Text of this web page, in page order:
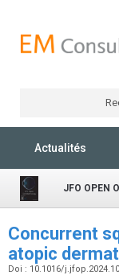
Actualités
JFO OPEN
Concurrent
atopic
Doi : 10.1016/